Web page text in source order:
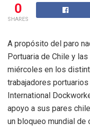
0
SHARES
A propósito del paro
Portuaria de Chile y
miércoles en los
trabajadores
International
apoyo a sus pares
un bloqueo mundial de